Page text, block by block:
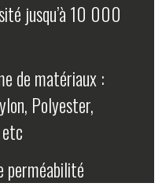
jusqu’à 10 000
de matériaux :
Polyester,
perméabilité